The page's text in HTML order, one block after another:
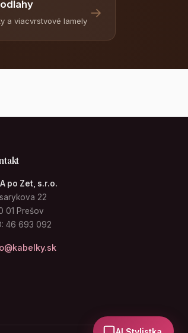
a viacvrstvové lamely
→
po Zet, s.r.o.
22
01 Prešov
46 693 092